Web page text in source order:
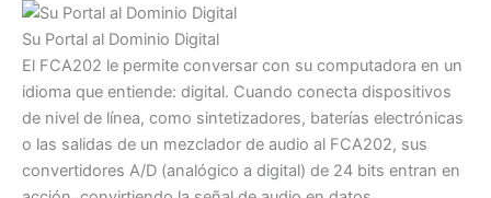
Su Portal al Dominio Digital
El FCA202 le permite conversar con su computadora en un
idioma que entiende: digital. Cuando conecta dispositivos
de nivel de línea, como sintetizadores, baterías electrónicas
o las salidas de un mezclador de audio al FCA202, sus
convertidores A/D (analógico a digital) de 24 bits entran en